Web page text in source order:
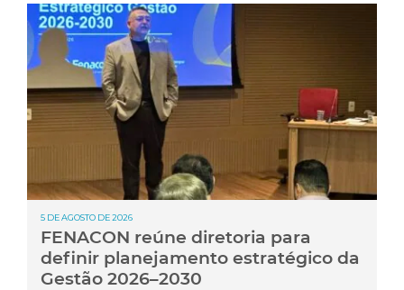
5 DE AGOSTO DE 2026
FENACON reúne diretoria para
definir planejamento estratégico da
Gestão 2026–2030